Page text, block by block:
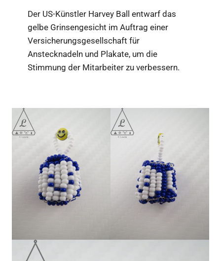
Der US-Künstler Harvey Ball entwarf das
gelbe Grinsengesicht im Auftrag einer
Versicherungsgesellschaft für
Anstecknadeln und Plakate, um die
Stimmung der Mitarbeiter zu verbessern.